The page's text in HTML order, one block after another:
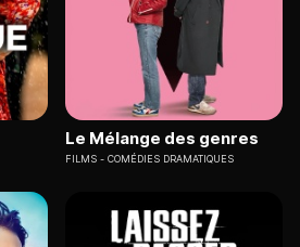
Le Mélange des genres
FILMS COMÉDIES DRAMATIQUES